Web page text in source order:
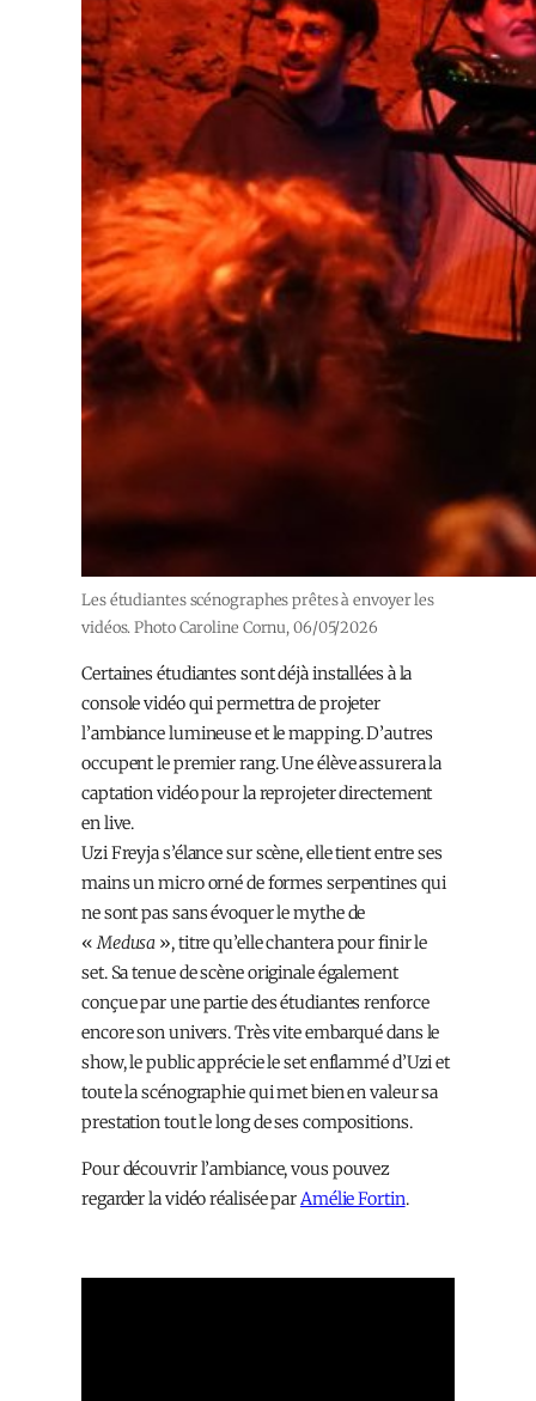
Les étudiantes scénographes prêtes à envoyer les
vidéos. Photo Caroline Cornu, 06/05/2026
Certaines étudiantes sont déjà installées à la
console vidéo qui permettra de projeter
l’ambiance lumineuse et le mapping. D’autres
occupent le premier rang. Une élève assurera la
captation vidéo pour la reprojeter directement
en live.
Uzi Freyja s’élance sur scène, elle tient entre ses
mains un micro orné de formes serpentines qui
ne sont pas sans évoquer le mythe de
« Medusa », titre qu’elle chantera pour finir le
set. Sa tenue de scène originale également
conçue par une partie des étudiantes renforce
encore son univers. Très vite embarqué dans le
show, le public apprécie le set enflammé d’Uzi et
toute la scénographie qui met bien en valeur sa
prestation tout le long de ses compositions.
Pour découvrir l’ambiance, vous pouvez
regarder la vidéo réalisée parAmélie Fortin.